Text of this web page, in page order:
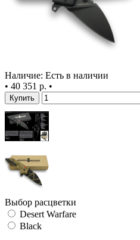
Наличие: Есть в наличии
• 40 351 р. •
Купить
Выбор расцветки
Desert Warfare
Black